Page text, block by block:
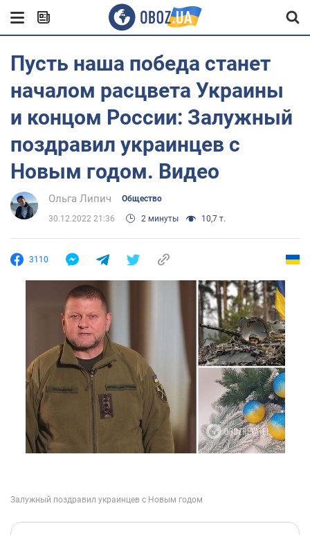
Пусть наша победа станет
началом расцвета Украины
и концом России: Залужный
поздравил украинцев с
Новым годом. Видео
Ольга Липич Общество
30.12.2022 21:36 2 минуты 10,7 т.
3110